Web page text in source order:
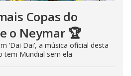
Copas do
o Neymar 🏆
‘Dai Dai’, a música oficial desta
tem Mundial sem ela